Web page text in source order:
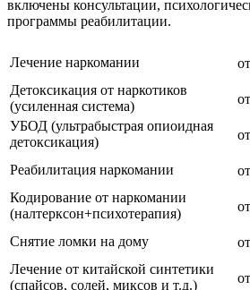
включены консультации,
программы реабилитации.
Лечение наркомании
Детоксикация от наркотиков
(усиленная система)
УБОД (ультрабыстрая опиоидная
детоксикация)
Реабилитация наркомании
Кодирование от наркомании
(налтерксон+психотерапия)
Снятие ломки на дому
Лечение от китайской синтетики
(спайсов, солей, миксов и т.д.)